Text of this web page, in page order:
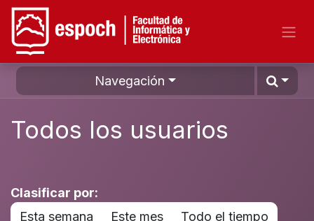
Navegación
Todos los usuarios
Clasificar por:
Esta semana
Este mes Todo el tiempo